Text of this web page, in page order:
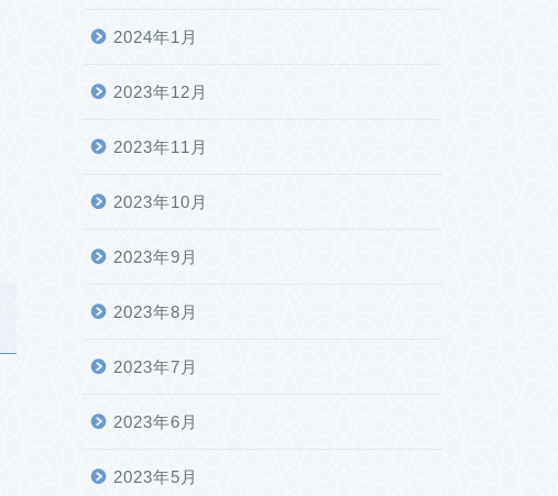
2024年1月
2023年12月
2023年11月
2023年10月
2023年9月
2023年8月
2023年7月
2023年6月
2023年5月